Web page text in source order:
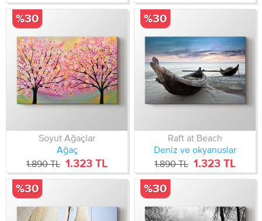
Soyut Ağaçlar
Ağaç
1.890 TL 1.323 TL
%30
Raft at Beach
Deniz ve okyanuslar
1.890 TL 1.323 TL
%30
%30 %30